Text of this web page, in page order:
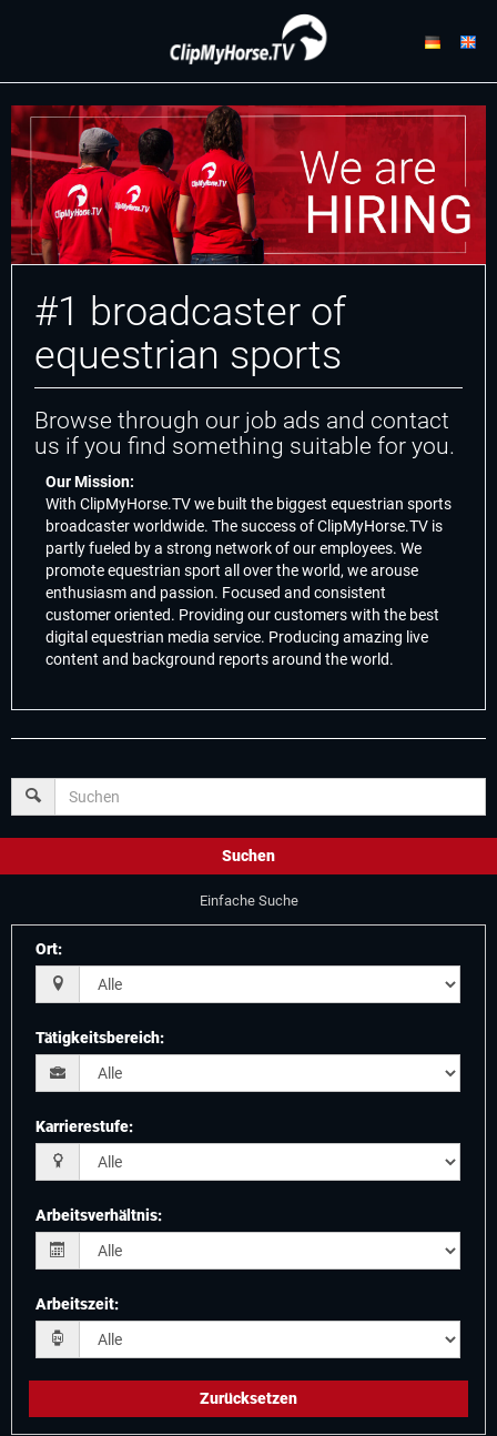
#1 broadcaster of
equestrian sports
Browse through our job ads and contact
us if you find something suitable for you.
Our Mission:
With ClipMyHorse.TV we built the biggest equestrian sports
broadcaster worldwide. The success of ClipMyHorse.TV is
partly fueled by a strong network of our employees. We
promote equestrian sport all over the world, we arouse
enthusiasm and passion. Focused and consistent
customer oriented. Providing our customers with the best
digital equestrian media service. Producing amazing live
content and background reports around the world.
Suchen
Einfache Suche
Ort:
Tätigkeitsbereich:
Karrierestufe:
Arbeitsverhältnis:
Arbeitszeit:
Zurücksetzen